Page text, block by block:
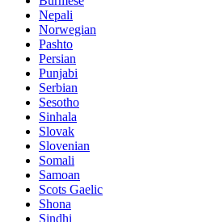
Nepali
Norwegian
Pashto
Persian
Punjabi
Serbian
Sesotho
Sinhala
Slovak
Slovenian
Somali
Samoan
Scots Gaelic
Shona
Sindhi